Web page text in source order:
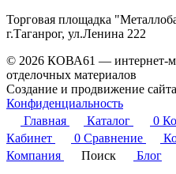
Торговая площадка
г.Таганрог, ул.Ленина 222
© 2026 КОВА61 — интернет-
отделочных материалов
Создание и продвижение сайта
Конфиденциальность
Главная
Каталог 0
Кабинет
0 Сравнение
Компания
Поиск Блог